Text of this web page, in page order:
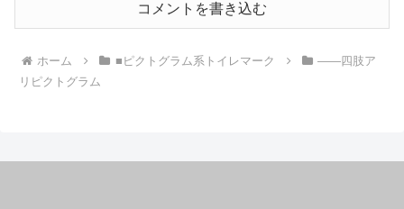
コメントを書き込む
ホーム ■ピクトグラム系トイレマーク
――四肢ア
リピクトグラム